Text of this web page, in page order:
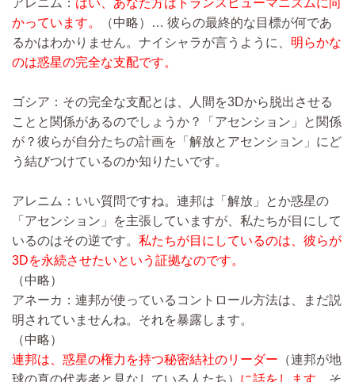
アレニム： はい、あなた方はトランスヒューマニズムに向
かっています。
（中略）… 彼らの最終的な目標が何であ
るかはわかりません。ナイシャラが言うように、 明らかな
のは惑星の完全な支配です。
ゴシア：その完全な支配とは、人間を3Dから脱出させる
ことと関係があるのでしょうか？「アセンション」と関係
が？彼らが自分たちの計画を「解放とアセンション」にど
う結びつけているのか知りたいです。
アレニム：いい質問ですね。連邦は「解放」とか惑星の
「アセンション」を主張していますが、私たちが目にして
いるのはその逆です。 私たちが目にしているのは、彼らが
3Dを永続させたいという証拠なのです。
（中略）
アネーカ：連邦が使っているコントロール方法は、まだ説
明されていませんね。それを暴露します。
（中略）
連邦は、惑星の権力を持つ秘密結社のリーダー （連邦が地